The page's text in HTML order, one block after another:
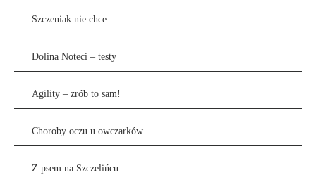
Szczeniak nie chce…
Dolina Noteci – testy
Agility – zrób to sam!
Choroby oczu u owczarków
Z psem na Szczelińcu…